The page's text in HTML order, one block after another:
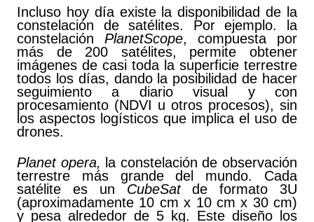
Incluso hoy día existe la disponibilidad de la
constelación de satélites. Por ejemplo. la
constelación PlanetScope, compuesta por
más de 200 satélites, permite obtener
imágenes de casi toda la superficie terrestre
todos los días, dando la posibilidad de hacer
seguimiento a diario visual y con
procesamiento (NDVI u otros procesos), sin
los aspectos logísticos que implica el uso de
drones.
Planet opera, la constelación de observación
terrestre más grande del mundo. Cada
satélite es un CubeSatde formato 3U
(aproximadamente 10 cm x 10 cm x 30 cm)
y pesa alrededor de 5 kg. Este diseño los